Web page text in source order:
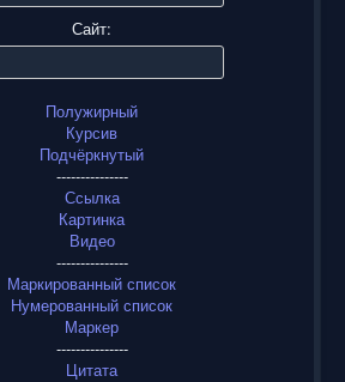
Сайт:
Полужирный
Курсив
Подчёркнутый
---------------
Ссылка
Картинка
Видео
---------------
Маркированный список
Нумерованный список
Маркер
---------------
Цитата